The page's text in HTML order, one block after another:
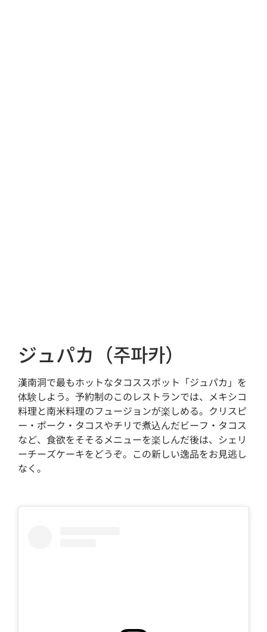
ジュパカ（주파카）
漢南洞で最もホットなタコススポット「ジュパカ」を
体験しよう。予約制のこのレストランでは、メキシコ
料理と南米料理のフュージョンが楽しめる。クリスピ
ー・ポーク・タコスやチリで煮込んだビーフ・タコス
など、食欲をそそるメニューを楽しんだ後は、シェリ
ーチーズケーキをどうぞ。この新しい逸品をお見逃し
なく。